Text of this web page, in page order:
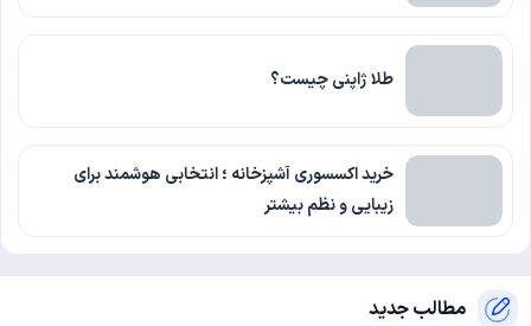
طلا ژاپنی چیست؟
خرید اکسسوری آشپزخانه ؛ انتخابی هوشمند برای
زیبایی و نظم بیشتر
مطالب جدید